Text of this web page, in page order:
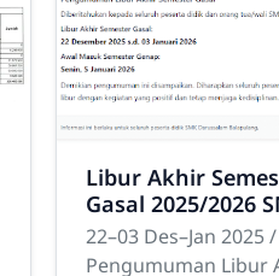
Libur Akhir
Gasal 2025/2026
Darussalam
22–03 Des–Jan 2025
Pengumuman Libur